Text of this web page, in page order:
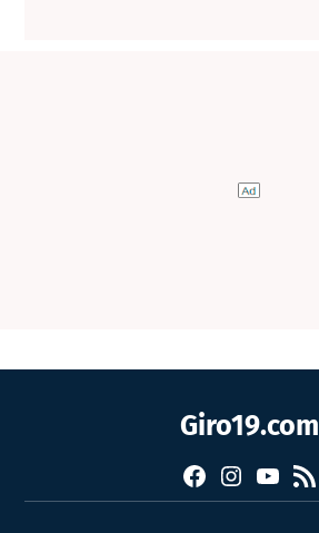
Giro19.com
FacebookInstagram
YouTube
RSS